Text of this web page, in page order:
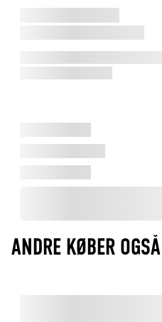
ANDRE KØBER OGSÅ